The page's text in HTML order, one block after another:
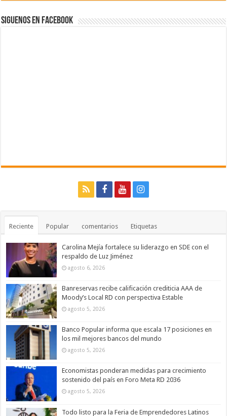
Siguenos en Facebook
Reciente Popular comentarios Etiquetas
Carolina Mejía fortalece su liderazgo en SDE con el
respaldo de Luz Jiménez
agosto 6, 2026
Banreservas recibe calificación crediticia AAA de
Moody’s Local RD con perspectiva Estable
agosto 5, 2026
Banco Popular informa que escala 17 posiciones en
los mil mejores bancos del mundo
agosto 5, 2026
Economistas ponderan medidas para crecimiento
sostenido del país en Foro Meta RD 2036
agosto 5, 2026
Todo listo para la Feria de Emprendedores Latinos